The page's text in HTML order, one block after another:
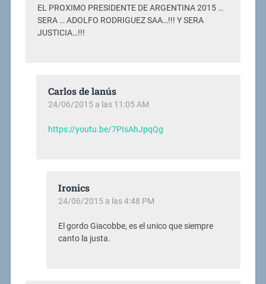
EL PROXIMO PRESIDENTE DE ARGENTINA 2015 …
SERA … ADOLFO RODRIGUEZ SAA…!!! Y SERA
JUSTICIA…!!!
Carlos de lanús
24/06/2015 a las 11:05 AM
https://youtu.be/7PIsAhJpqQg
Ironics
24/06/2015 a las 4:48 PM
El gordo Giacobbe, es el unico que siempre
canto la justa.